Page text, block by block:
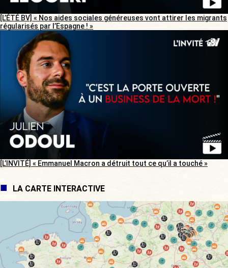
[L’ÉTÉ BV] « Nos aides sociales généreuses vont attirer les migrants
régularisés par l’Espagne ! »
[L’INVITÉ] « Emmanuel Macron a détruit tout ce qu’il a touché »
LA CARTE INTERACTIVE